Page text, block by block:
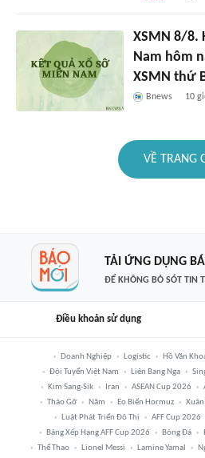
XSMN 8/8.
Nam hôm
XSMN thứ
Bnews 10
VỀ TRANG
TẢI ỨNG DỤNG
ĐỂ KHÔNG BỎ SÓT TIN
Điều khoản sử dụng
Doanh Nghiệp Logistic Hồ Văn
Đội Tuyển Việt Nam
Liên Bang Nga
Kim Sang-Sik
Iran ASEAN Cup 2026
Tháo Gỡ
Năm Eo Biển Hormuz Xuân
Luật Phát Triển Đô Thị
AFF Cup 2026
Bảng Xếp Hạng AFF Cup 2026
Bóng Đá
Thể Thao
Lionel Messi Lamine Yamal